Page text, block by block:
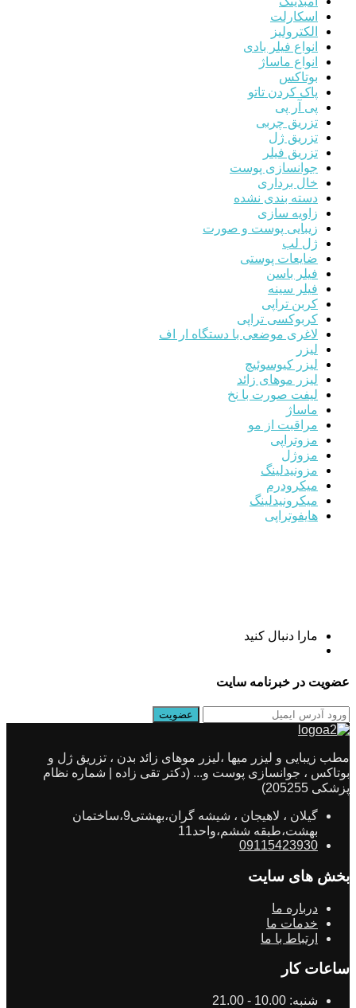
اسکارلت
الکترولیز
انواع فیلر بادی
انواع ماساژ
بوتاکس
پاک کردن تاتو
پی آر پی
تزریق چربی
تزریق ژل
تزریق فیلر
جوانسازی پوست
خال برداری
دسته بندی نشده
زاویه سازی
زیبایی پوست و صورت
ژل لب
ضایعات پوستی
فیلر باسن
فیلر سینه
کربن تراپی
کربوکسی تراپی
لاغری موضعی با دستگاه ار اف
لیزر
لیزر کیوسوئیچ
لیزر موهای زائد
لیفت صورت با نخ
ماساژ
مراقبت از مو
مزوتراپی
مزوژل
مزونیدلینگ
میکرودرم
میکرونیدلینگ
هایفوتراپی
مارا دنبال کنید
عضویت در خبرنامه سایت
مطب زیبایی و لیزر میها ،لیزر موهای زائد بدن ، تزریق ژل و
بوتاکس ، جوانسازی پوست و... (دکتر تقی زاده | شماره نظام
پزشکی 205255)
گیلان ، لاهیجان ، شیشه گران،بهشتی9،ساختمان
بهشت،طبقه ششم،واحد11
09115423930
بخش های سایت
درباره ما
خدمات ما
ارتباط با ما
ساعات کار
شنبه: 10.00 - 21.00